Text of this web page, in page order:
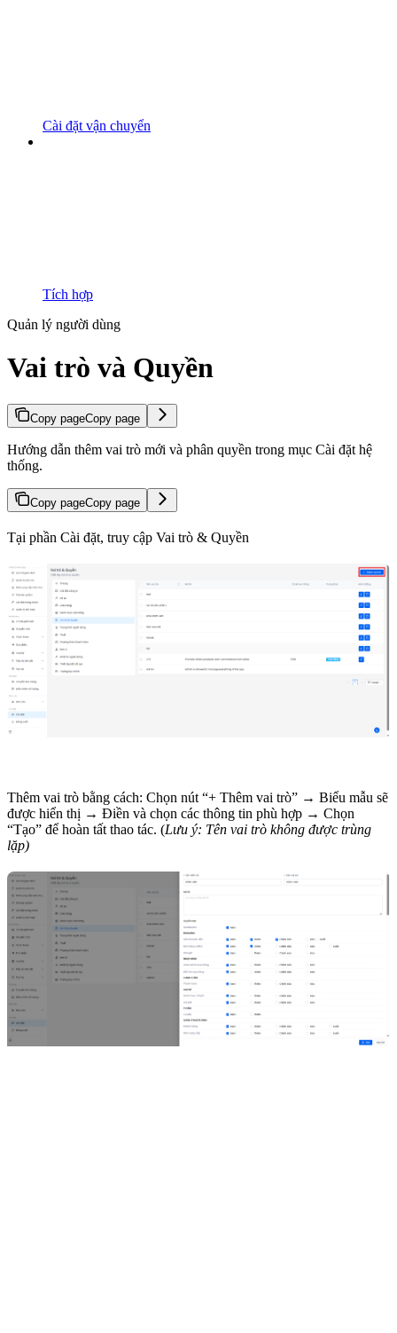
Cài đặt vận chuyển
Tích hợp
Quản lý người dùng
Vai trò và Quyền
Copy pageCopy page
Hướng dẫn thêm vai trò mới và phân quyền trong mục Cài đặt hệ
thống.
Copy pageCopy page
Tại phần Cài đặt, truy cập Vai trò & Quyền
Thêm vai trò bằng cách: Chọn nút “+ Thêm vai trò” → Biểu mẫu sẽ
được hiển thị → Điền và chọn các thông tin phù hợp → Chọn
“Tạo” để hoàn tất thao tác. (Lưu ý: Tên vai trò không được trùng
lặp)